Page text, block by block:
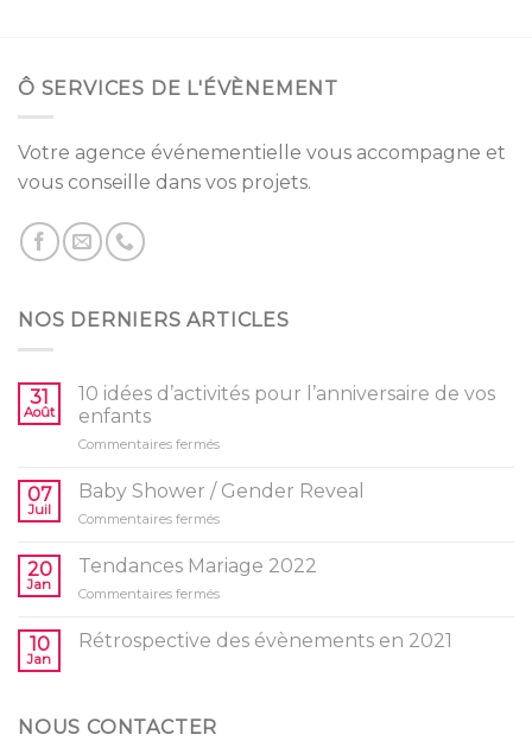
Ô SERVICES DE L'ÉVÈNEMENT
Votre agence événementielle vous accompagne et
vous conseille dans vos projets.
NOS DERNIERS ARTICLES
31
Août
10 idées d’activités pour l’anniversaire de vos
enfants
Commentaires ferméssur
idées
d’activités
pour
de
enfants
07
Juil
Baby Shower / Gender Reveal
Commentaires ferméssur
Shower
/
Gender
20
Jan
Tendances Mariage 2022
Commentaires ferméssur
Mariage
2022
10
Jan
Rétrospective des évènements en 2021
NOUS CONTACTER